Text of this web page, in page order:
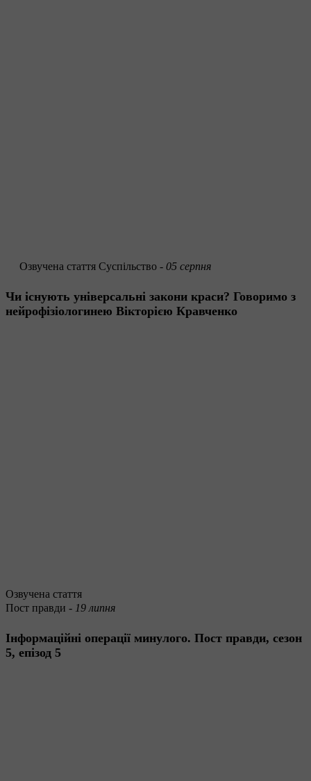
Озвучена стаття Суспільство - 05 серпня
Чи існують універсальні закони краси? Говоримо з
нейрофізіологинею Вікторією Кравченко
Озвучена стаття
Пост правди - 19 липня
Інформаційні операції минулого. Пост правди, сезон
5, епізод 5